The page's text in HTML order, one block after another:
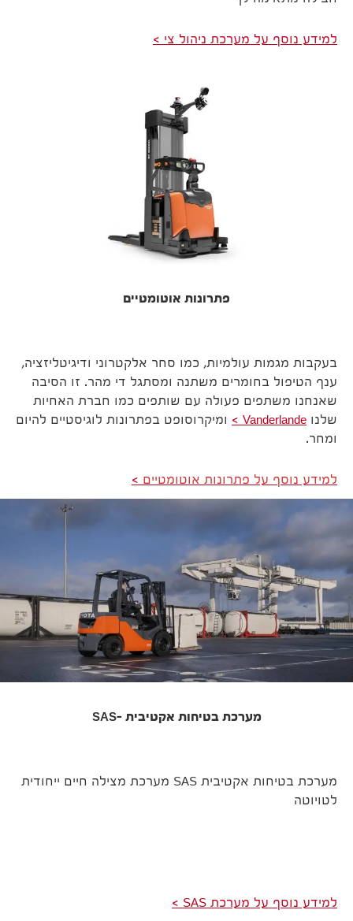
למידע נוסף על מערכת ניהול צי
פתרונות אוטומטיים
בעקבות מגמות עולמיות, כמו סחר אלקטרוני ודיגיטליזציה,
ענף הטיפול בחומרים משתנה ומסתגל די מהר. זו הסיבה
שאנחנו משתפים פעולה עם שותפים כמו חברת האחיות
שלנו Vanderlande
ומיקרוסופט בפתרונות לוגיסטיים להיום
ומחר.
למידע נוסף על פתרונות אוטומטיים
מערכת בטיחות אקטיבית -SAS
מערכת בטיחות אקטיבית SAS מערכת מצילה חיים ייחודית
לטויוטה
למידע נוסף על מערכת SAS